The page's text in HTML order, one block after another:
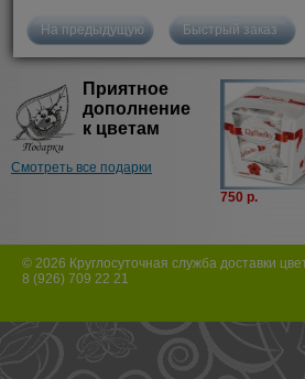
На предыдущую Быстрый заказ
Приятное
дополнение
к цветам
Смотреть все подарки
750 p.
© 2026 Круглосуточная служба доставки
8 (926) 709 22 21